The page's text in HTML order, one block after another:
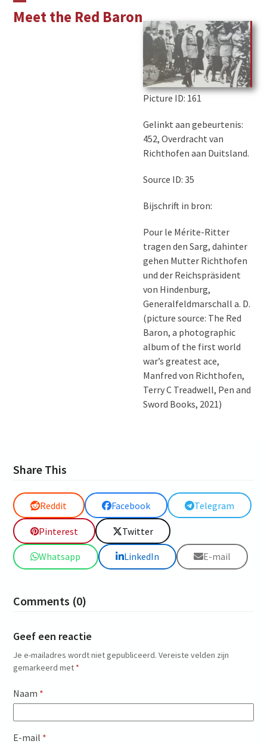
Meet the Red Baron
Open
Close
Picture ID: 161
Gelinkt aan gebeurtenis:
452, Overdracht van
Richthofen aan Duitsland.
Source ID: 35
Bijschrift in bron:
Pour le Mérite-Ritter
tragen den Sarg, dahinter
gehen Mutter Richthofen
und der Reichspräsident
von Hindenburg,
Generalfeldmarschall a. D.
(picture source: The Red
Baron, a photographic
album of the first world
war’s greatest ace,
Manfred von Richthofen,
Terry C Treadwell, Pen and
Sword Books, 2021)
Share This
Reddit Facebook Telegram
Pinterest Twitter
Whatsapp LinkedIn E-mail
Comments (0)
Geef een reactie
Je e-mailadres wordt niet gepubliceerd. Vereiste velden zijn
gemarkeerd met *
Naam *
E-mail *